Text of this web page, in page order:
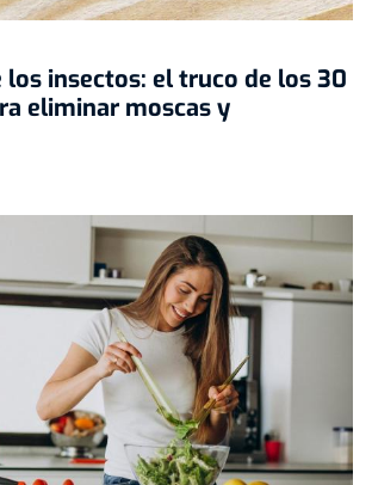
los insectos: el truco de los 30
eliminar moscas y